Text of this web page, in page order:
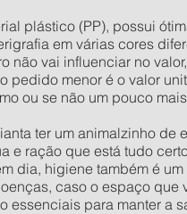
plástico (PP), possui
em várias cores
não vai influenciar no
pedido menor é o valor
ou se não um pouco
ter um animalzinho
e ração que está tudo
dia, higiene também é
caso o espaço
essenciais para manter a